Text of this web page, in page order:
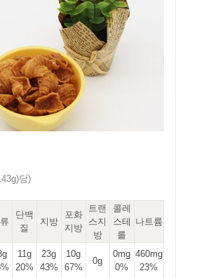
당)
단백
질
지방
포화
지방
트랜
스지
방
콜레
스테
롤
나트륨
11g
20%
23g
43%
10g
67%
0g
0mg
0%
460mg
23%